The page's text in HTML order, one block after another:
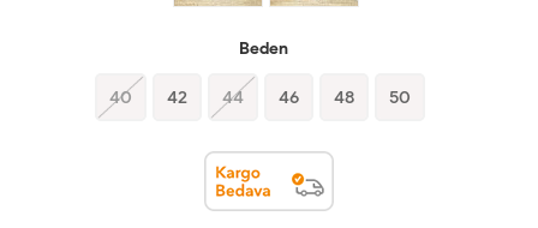
Beden
40 42 44 46 48 50